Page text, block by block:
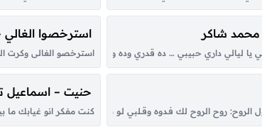
محمد شاكر
ليالي داري حبيبي … ده قدري وده ونصيبي ابو العيون السود …
استرخصوا الغالي
استرخصو الغالى وكرت
روح الروح لك فـدوه وقــلبي لـو شكــا مـن حــبك الطاغي تلــوّم
حنيت – اسماعيل
كنت مفكر انو غيابك ما